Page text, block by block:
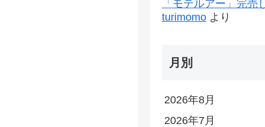
「モテルアー」完売
turimomo より
月別
2026年8月
2026年7月